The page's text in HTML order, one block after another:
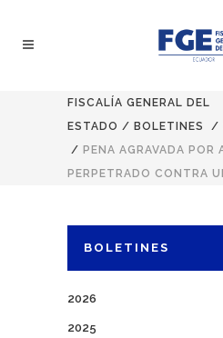
FISCALÍA GENERAL DEL
ESTADO / BOLETINES /
/ PENA AGRAVADA POR
PERPETRADO CONTRA
BOLETINES
2026
2025